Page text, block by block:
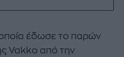
έδωσε το παρών
Vakko από την